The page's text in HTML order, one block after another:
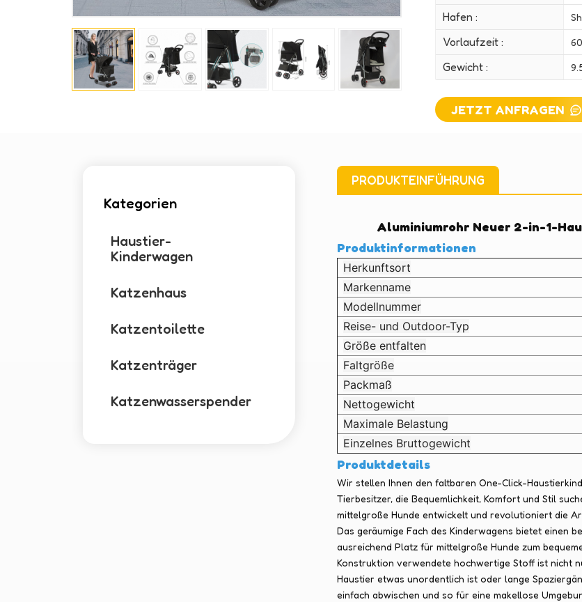
Hafen :
Vorlaufzeit :
Gewicht :
JETZT ANFRAGEN
PRODUKTEINFÜHRUNG
Aluminiumrohr Neuer 2-in-1-
Produktinformationen
Herkunftsort
Markenname
Modellnummer
Reise- und Outdoor-Typ
Größe entfalten
Faltgröße
Packmaß
Nettogewicht
Maximale Belastung
Einzelnes Bruttogewicht
Produktdetails
Wir stellen Ihnen den faltbaren One-Click-
Tierbesitzer, die Bequemlichkeit, Komfort und Stil
mittelgroße Hunde entwickelt und revolutioniert die
Das geräumige Fach des Kinderwagens bietet einen
ausreichend Platz für mittelgroße Hunde zum
Konstruktion verwendete hochwertige Stoff ist nicht
Haustier etwas unordentlich ist oder lange
einfach abwischen und so für eine makellose
Kategorien
Haustier-
Kinderwagen
Katzenhaus
Katzentoilette
Katzenträger
Katzenwasserspender